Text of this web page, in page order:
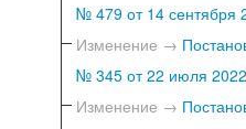
№ 479 от 14 сентября
Изменение →
№ 345 от 22 июля
Изменение →